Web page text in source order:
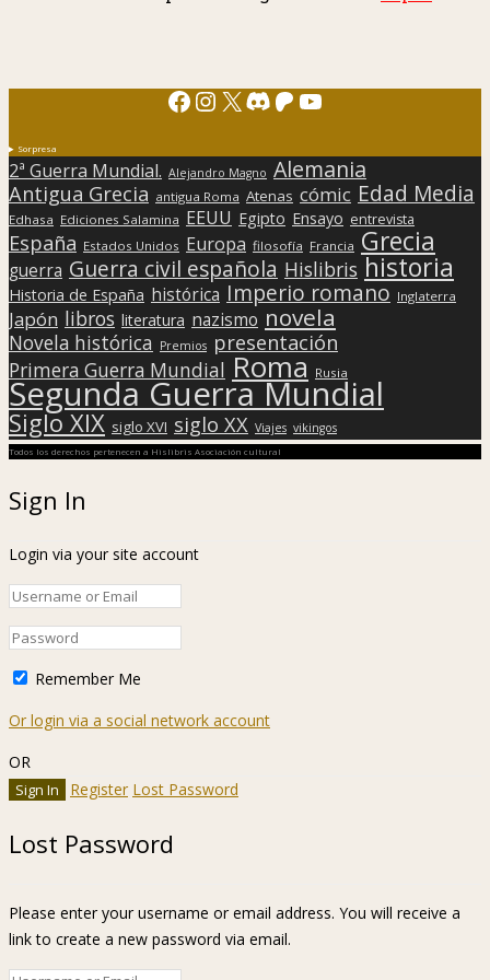
Facebook
Instagram
X Discord
Patreon
YouTube
Sorpresa
2ª Guerra Mundial. Alejandro Magno Alemania
Antigua Grecia antigua Roma Atenas cómic Edad Media
Edhasa Ediciones Salamina EEUU Egipto Ensayo entrevista
España Estados Unidos Europa filosofía Francia Grecia
guerra Guerra civil española Hislibris historia
Historia de España histórica Imperio romano Inglaterra
Japón libros literatura nazismo novela
Novela histórica Premios presentación
Primera Guerra Mundial Roma Rusia
Segunda Guerra Mundial
Siglo XIX siglo XVI siglo XX Viajes vikingos
Todos los derechos pertenecen a Hislibris Asociación cultural
Sign In
Login via your site account
Remember Me
Or login via a social network account
OR
Register Lost Password
Lost Password
Please enter your username or email address. You will receive a
link to create a new password via email.